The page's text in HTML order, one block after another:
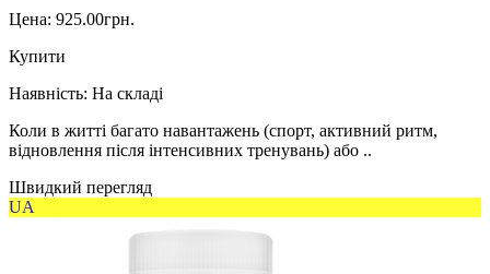
Цена: 925.00грн.
Купити
Наявність: На складі
Коли в житті багато навантажень (спорт, активний ритм,
відновлення після інтенсивних тренувань) або ..
Швидкий перегляд
UA